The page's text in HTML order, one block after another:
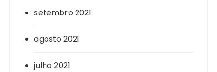
setembro 2021
agosto 2021
julho 2021